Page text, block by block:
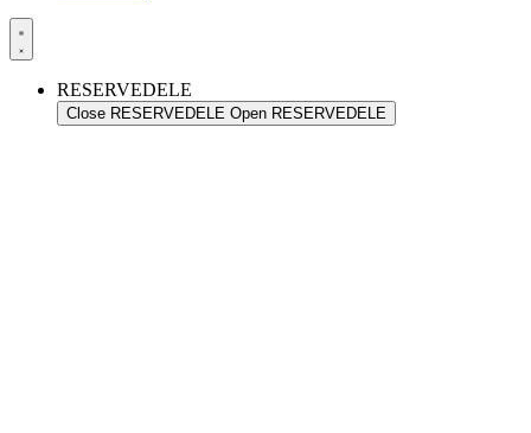
RESERVEDELE
Close RESERVEDELE Open RESERVEDELE